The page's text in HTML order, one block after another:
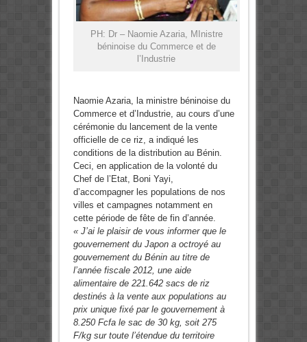
PH: Dr – Naomie Azaria, MInistre
béninoise du Commerce et de
l’Industrie
Naomie Azaria, la ministre béninoise du
Commerce et d’Industrie, au cours d’une
cérémonie du lancement de la vente
officielle de ce riz, a indiqué les
conditions de la distribution au Bénin.
Ceci, en application de la volonté du
Chef de l’Etat, Boni Yayi,
d’accompagner les populations de nos
villes et campagnes notamment en
cette période de fête de fin d’année.
« J’ai le plaisir de vous informer que le
gouvernement du Japon a octroyé au
gouvernement du Bénin au titre de
l’année fiscale 2012, une aide
alimentaire de 221.642 sacs de riz
destinés à la vente aux populations au
prix unique fixé par le gouvernement à
8.250 Fcfa le sac de 30 kg, soit 275
F/kg sur toute l’étendue du territoire